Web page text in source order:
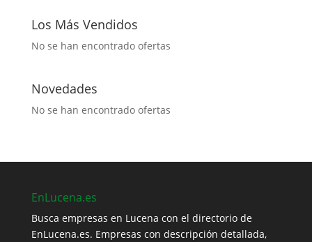
Los Más Vendidos
No se han encontrado ofertas
Novedades
No se han encontrado ofertas
EnLucena.es
Busca empresas en Lucena con el directorio de
EnLucena.es. Empresas con descripción detallada,